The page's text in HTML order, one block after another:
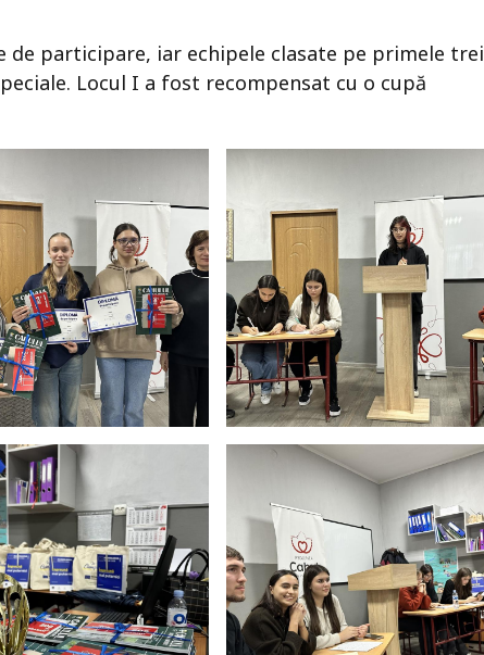
participare, iar echipele clasate pe primele trei
Locul I a fost recompensat cu o cupă